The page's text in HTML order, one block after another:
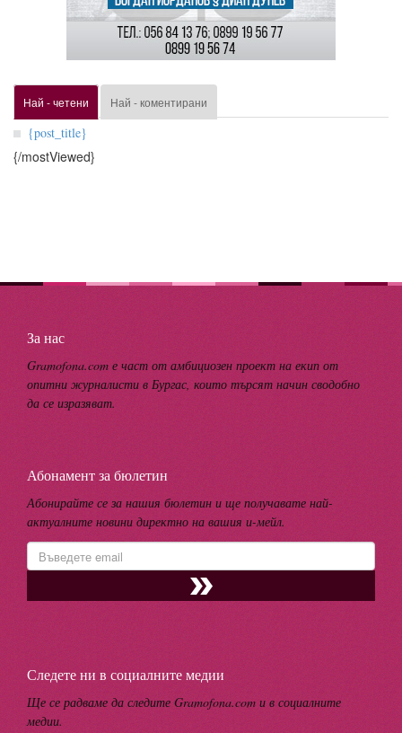
Най - четени Най - коментирани
{post_title}
{/mostViewed}
За нас
Gramofona.com е част от амбициозен проект на екип от
опитни журналисти в Бургас, които търсят начин сводобно
да се изразяват.
Абонамент за бюлетин
Абонирайте се за нашия бюлетин и ще получавате най-
актуалните новини директно на вашия и-мейл.
Следете ни в социалните медии
Ще се радваме да следите Gramofona.com и в социалните
медии.